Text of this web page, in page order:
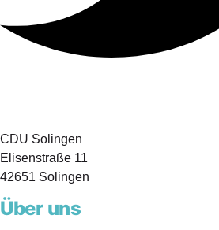
CDU Solingen
Elisenstraße 11
42651 Solingen
Über uns